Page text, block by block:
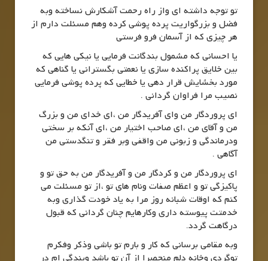
تو توجه داشته ای واز راه رحمت آشکارش نساخته وبه
فضل و بزرگواریت پرده پوشی کرده وهم مسئلت دارم از
هر چیزی که از آسمان فرو فرستی
یا احسانی که مشمول بندگانت فرمایی یا نیکی هایی که
بین خلایق پراکنده سازی یا نعمتی بگسترانی یا گناهی که
مورد بخشایش قرار دهی یا خطایی که پرده پوشی فرمایی
نصیب مرا فراوان گردانی .
ای پروردگار من وای آفریدگار من ،ای خدای من و بزرگ
من و آقای من ،ای صاحب اختیار من ،ای آنکه بر سختی
ودرماندگی و زبونی من واقفی وبر فقر و تنگدستی من
آگاهی .
ای پروردگار من و کردگار من و آفریدگار من به حق تو و
پاکیزگی تو و اعظم صفات ونام های تو ،از تو مسئلت می
کنم که اوقات شبانه روز مرا به یاد خودت گذاری وبه
خدمتت پیوسته داری وکارهایم چنان گردانی که قبول
درگاهت گردد.
وبه مقامی برسانی که کار و بارم تو باشی وذکر وفکرم
توگردی وخانه دلم منحصرا از آن تو باشد وبندگی ام در